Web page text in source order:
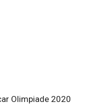
Olimpiade 2020